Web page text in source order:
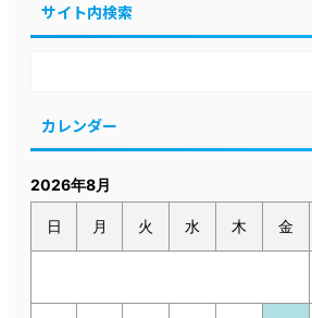
サイト内検索
カレンダー
2026年8月
日 月 火 水 木 金